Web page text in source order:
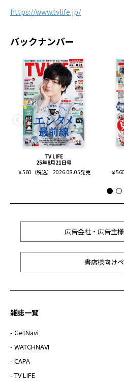
https://www.tvlife.jp/
バックナンバー
TV LIFE
25年8月21日号
￥560（税込） 2026.08.05発売
￥
広告会社・広告主
書店様向け
雑誌一覧
- GetNavi
- WATCHNAVI
- CAPA
- TV LIFE